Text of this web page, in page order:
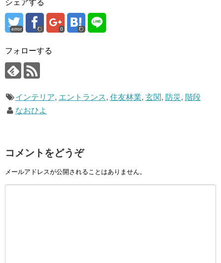
シェアする
error 0
フォローする
インテリア, エントランス, 住友林業, 玄関, 防災 , 階段
なおひよ
コメントをどうぞ
メールアドレスが公開されることはありません。